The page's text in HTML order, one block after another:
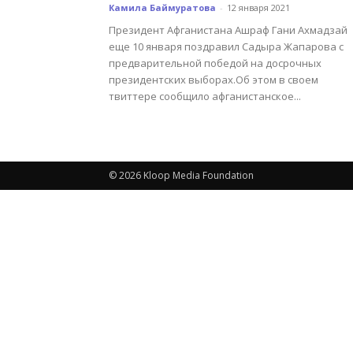
Камила Баймуратова - 12 января 2021
Президент Афганистана Ашраф Гани Ахмадзай
еще 10 января поздравил Садыра Жапарова с
предварительной победой на досрочных
президентских выборах.Об этом в своем
твиттере сообщило афганистанское...
© 2026 Kloop Media Foundation